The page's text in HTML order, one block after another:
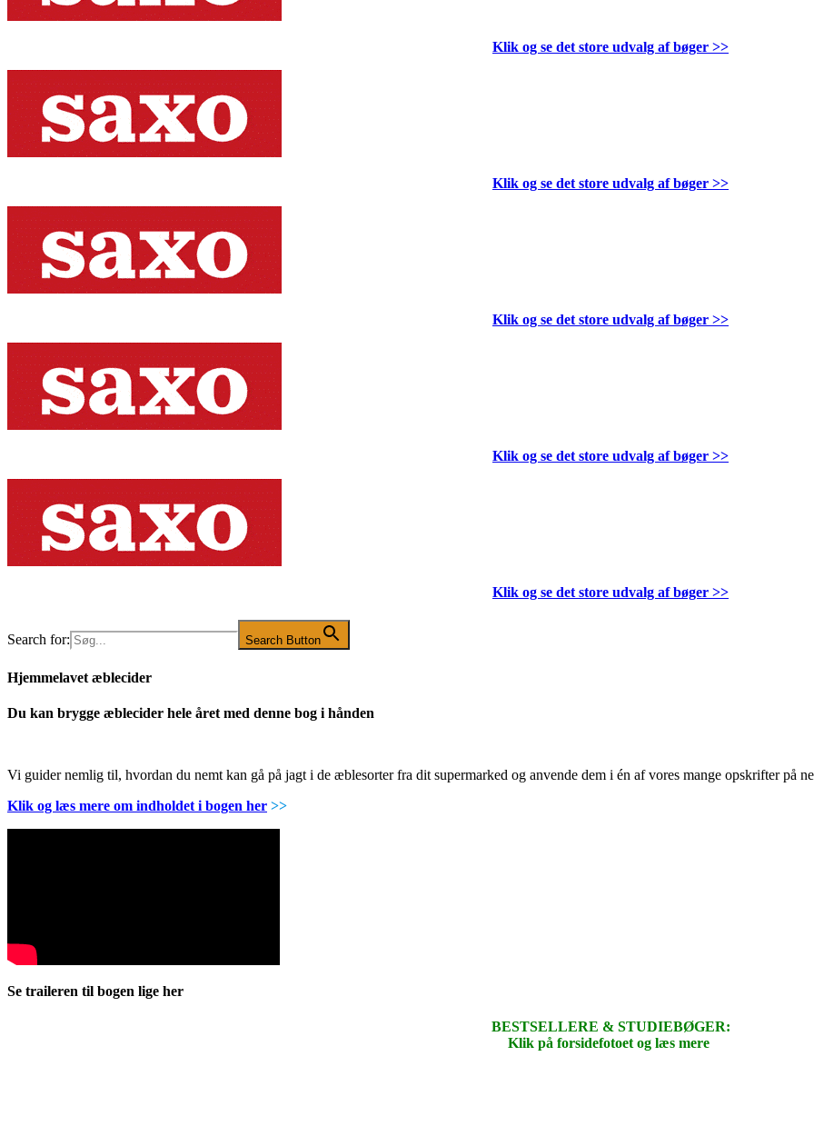
Klik og se det store udvalg af bøger >>
Klik og se det store udvalg af bøger >>
Klik og se det store udvalg af bøger >>
Klik og se det store udvalg af bøger >>
Klik og se det store udvalg af bøger >>
Search for: Search Button
Hjemmelavet æblecider
Du kan brygge æblecider hele året med denne bog i hånden
Vi guider nemlig til, hvordan du nemt kan gå på jagt i de æblesorter fra dit supermarked og anvende dem i én af vores mange opskrifter på
Klik og læs mere om indholdet i bogen her >>
Se traileren til bogen lige her
BESTSELLERE & STUDIEBØGER:
Klik på forsidefotoet og læs mere